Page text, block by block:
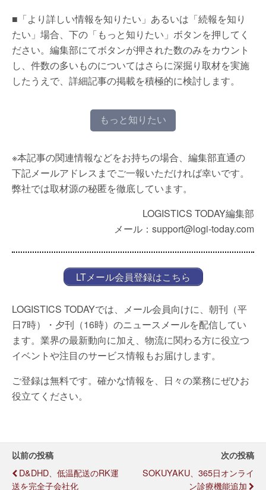
■「より詳しい情報を知りたい」あるいは「続報を知り
たい」場合、下の「もっと知りたい」ボタンを押してく
ださい。編集部にてボタンが押された数のみをカウント
し、件数の多いものについてはさらに深掘り取材を実施
したうえで、詳細記事の掲載を積極的に検討します。
もっと知りたい
※本記事の関連情報などをお持ちの場合、編集部直通の
下記メールアドレスまでご一報いただければ幸いです。
弊社では取材源の秘匿を徹底しています。
LOGISTICS TODAY編集部
メール：support@logi-today.com
LTメール会員登録はこちら
LOGISTICS TODAYでは、メール会員向けに、朝刊（平
日7時）・夕刊（16時）のニュースメールを配信してい
ます。業界の最新動向に加え、物流に関わる方に役立つ
イベントや注目のサービス情報もお届けします。
ご登録は無料です。確かな情報を、日々の業務にぜひお
役立てください。
以前の投稿
D&DHD、低温配送のRK運
送を完全子会社化
次の投稿
SOKUYAKU、365日オンライ
ン診療機能追加